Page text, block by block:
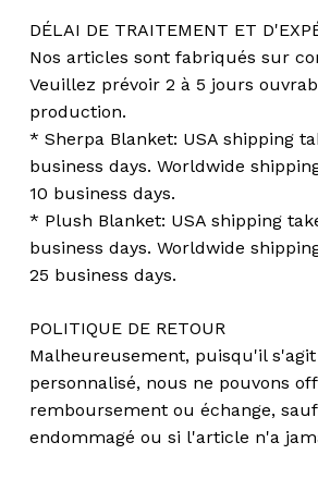
DÉLAI DE TRAITEMENT ET
Nos articles sont fabriqués sur
Veuillez prévoir 2 à 5 jours
production.
* Sherpa Blanket: USA shipping
business days. Worldwide
10 business days.
* Plush Blanket: USA shipping
business days. Worldwide
25 business days.
POLITIQUE DE RETOUR
Malheureusement, puisqu'il
personnalisé, nous ne pouvons
remboursement ou échange,
endommagé ou si l'article n'a